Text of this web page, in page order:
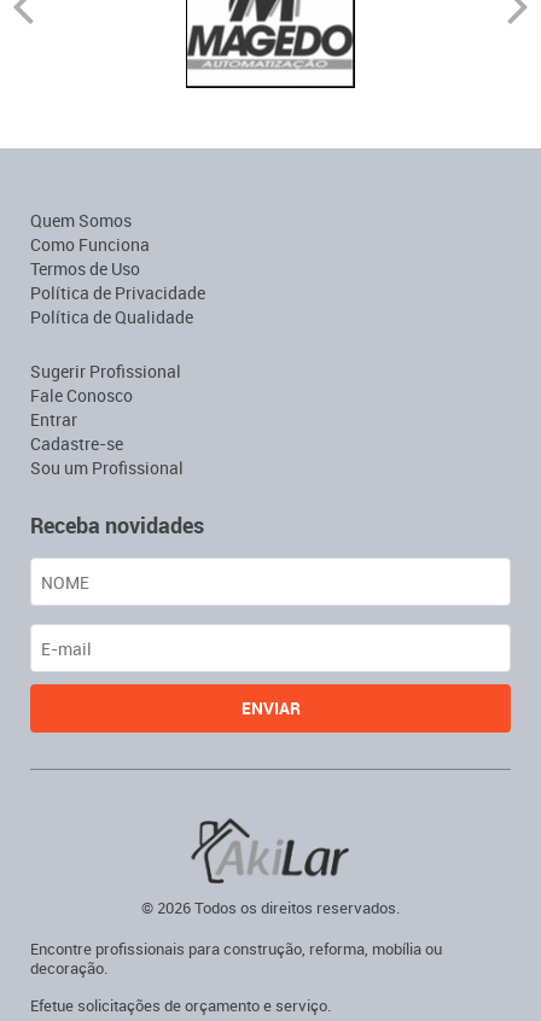
Quem Somos
Como Funciona
Termos de Uso
Política de Privacidade
Política de Qualidade
Sugerir Profissional
Fale Conosco
Entrar
Cadastre-se
Sou um Profissional
Receba novidades
Encontre profissionais para construção, reforma, mobília ou
decoração.
Efetue solicitações de orçamento e serviço.
© 2026 Todos os direitos reservados.